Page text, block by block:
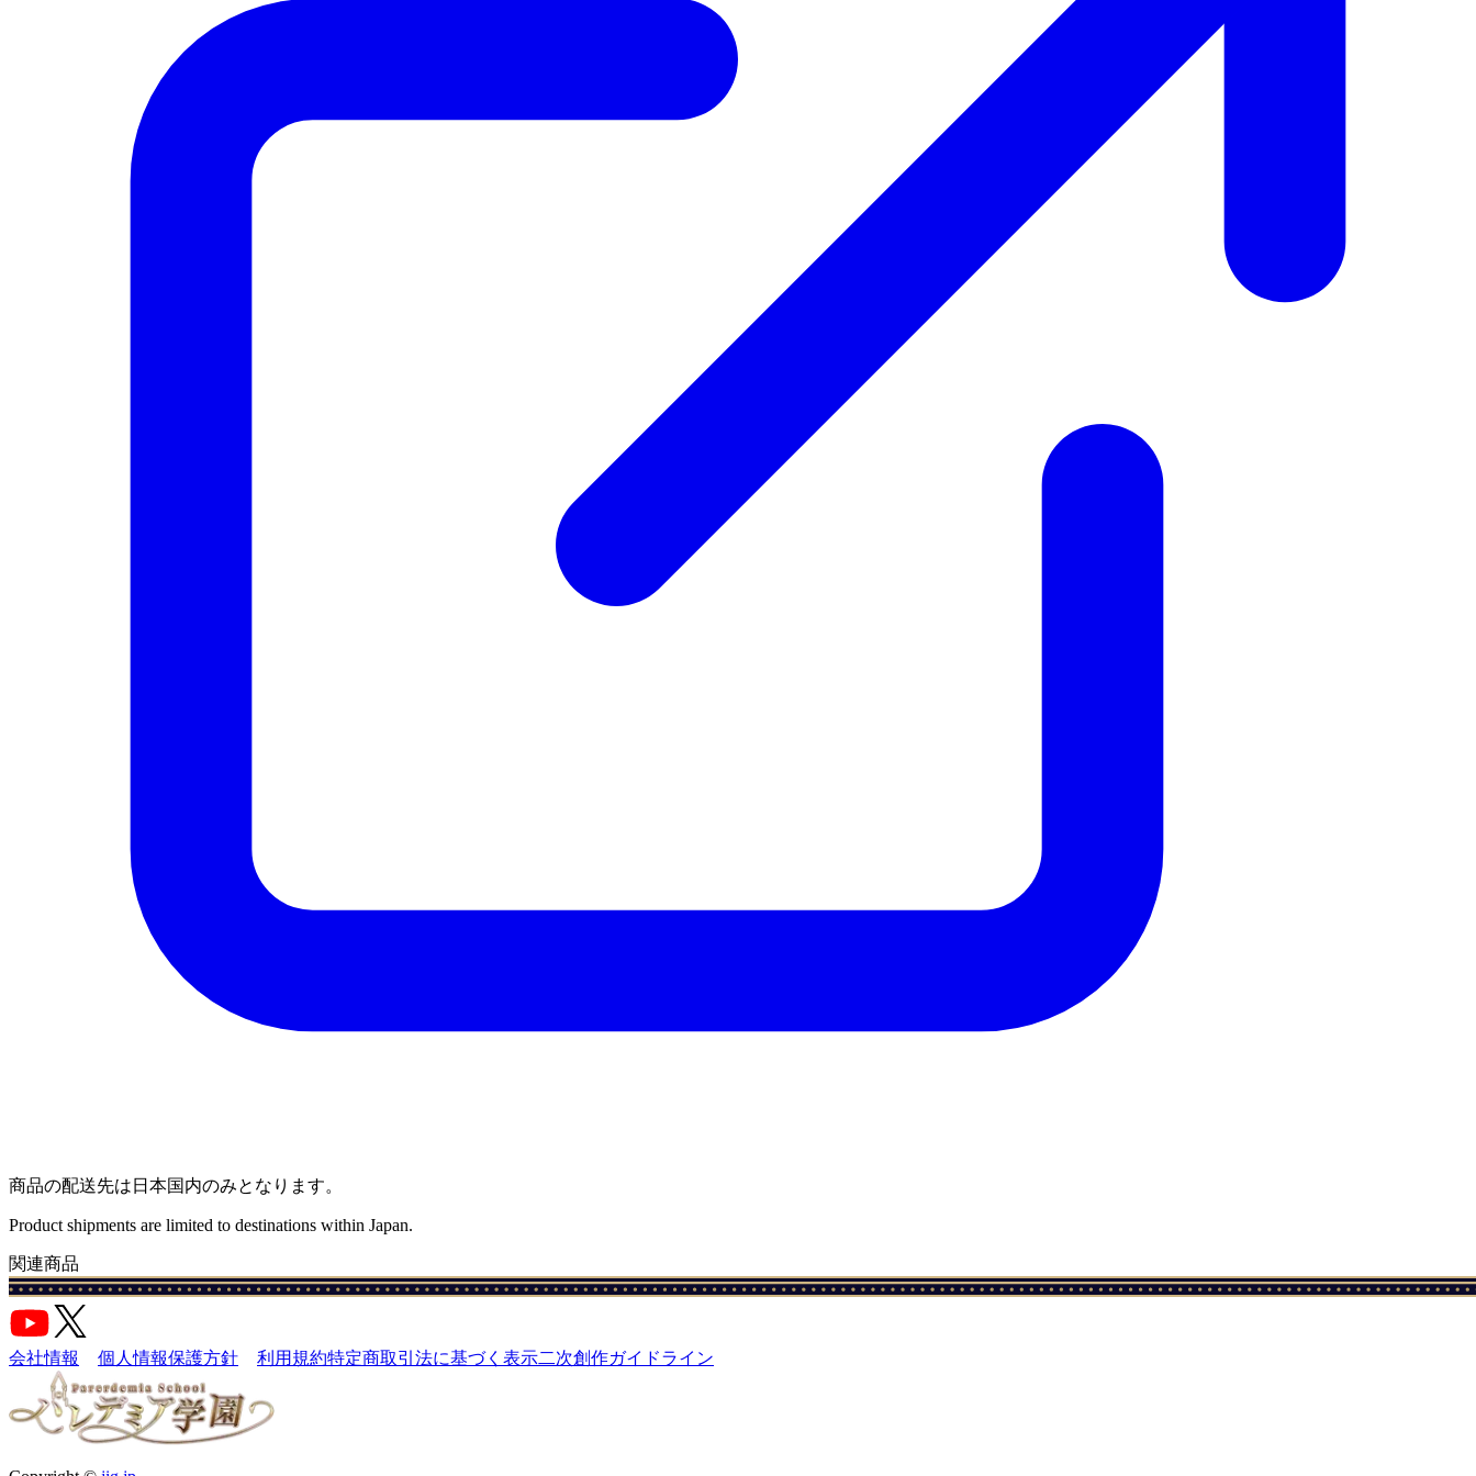
商品の配送先は日本国内のみとなります。
Product shipments are limited to destinations within Japan.
関連商品
会社情報 個人情報保護方針 利用規約特定商取引法に基づく表示二次創作ガイドライン